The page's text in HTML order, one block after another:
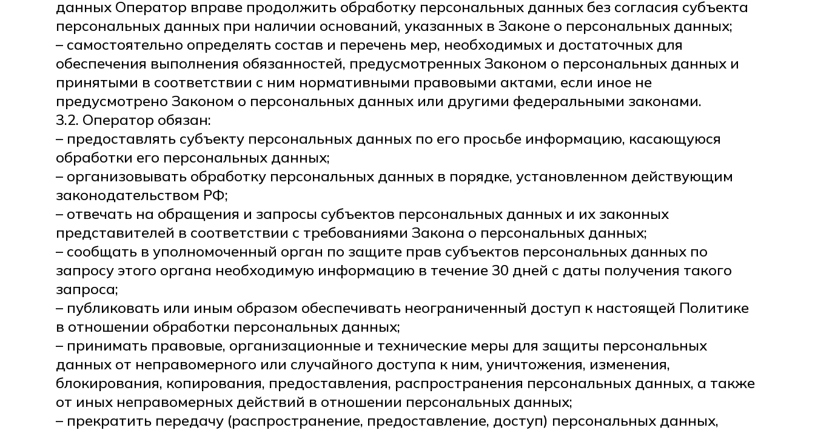
данных Оператор вправе продолжить обработку персональных данных без согласия субъекта
персональных данных при наличии оснований, указанных в Законе о персональных данных;
– самостоятельно определять состав и перечень мер, необходимых и достаточных для
обеспечения выполнения обязанностей, предусмотренных Законом о персональных данных и
принятыми в соответствии с ним нормативными правовыми актами, если иное не
предусмотрено Законом о персональных данных или другими федеральными законами.
3.2. Оператор обязан:
– предоставлять субъекту персональных данных по его просьбе информацию, касающуюся
обработки его персональных данных;
– организовывать обработку персональных данных в порядке, установленном действующим
законодательством РФ;
– отвечать на обращения и запросы субъектов персональных данных и их законных
представителей в соответствии с требованиями Закона о персональных данных;
– сообщать в уполномоченный орган по защите прав субъектов персональных данных по
запросу этого органа необходимую информацию в течение 30 дней с даты получения такого
запроса;
– публиковать или иным образом обеспечивать неограниченный доступ к настоящей Политике
в отношении обработки персональных данных;
– принимать правовые, организационные и технические меры для защиты персональных
данных от неправомерного или случайного доступа к ним, уничтожения, изменения,
блокирования, копирования, предоставления, распространения персональных данных, а также
от иных неправомерных действий в отношении персональных данных;
– прекратить передачу (распространение, предоставление, доступ) персональных данных,